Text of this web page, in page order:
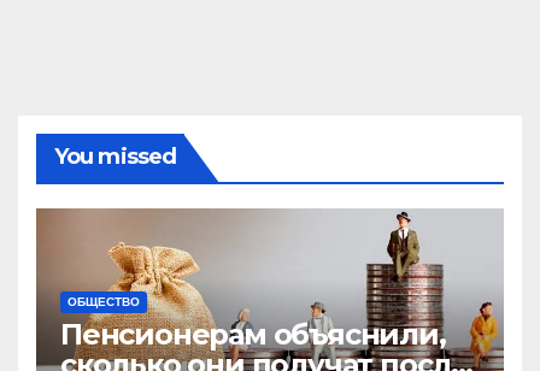
You missed
ОБЩЕСТВО
Пенсионерам объяснили,
сколько они получат после